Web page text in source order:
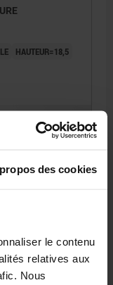
des cookies
le contenu
relatives aux
Nous
HAUTEUR=18,5
DÉTAILS